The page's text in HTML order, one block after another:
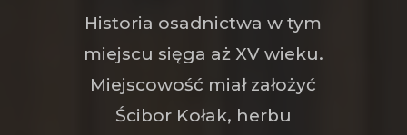
Historia osadnictwa w tym
miejscu sięga aż XV wieku.
Miejscowość miał założyć
Ścibor Kołak, herbu